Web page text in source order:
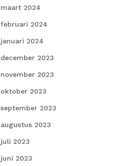
maart 2024
februari 2024
januari 2024
december 2023
november 2023
oktober 2023
september 2023
augustus 2023
juli 2023
juni 2023